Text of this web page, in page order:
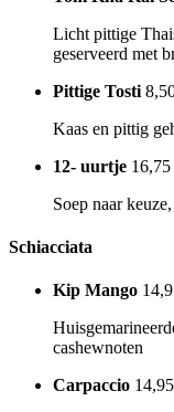
Licht pittige
geserveerd met
Pittige Tosti
Kaas en pittig
12- uurtje 16,75
Soep naar
Schiacciata
Kip Mango
cashewnoten
Carpaccio 14,95